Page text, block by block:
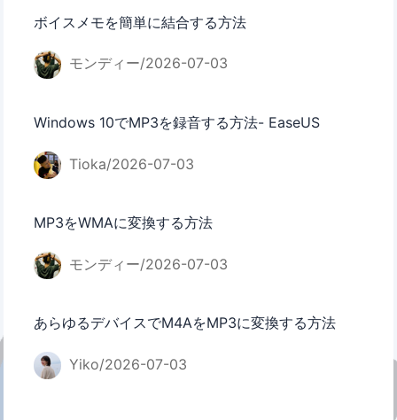
ボイスメモを簡単に結合する方法
モンディー/2026-07-03
Windows 10でMP3を録音する方法- EaseUS
Tioka/2026-07-03
MP3をWMAに変換する方法
モンディー/2026-07-03
あらゆるデバイスでM4AをMP3に変換する方法
Yiko/2026-07-03